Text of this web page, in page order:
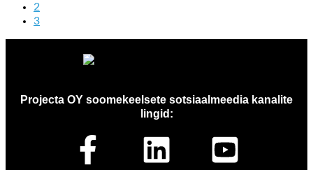
2
3
Projecta OY soomekeelsete sotsiaalmeedia kanalite
lingid: